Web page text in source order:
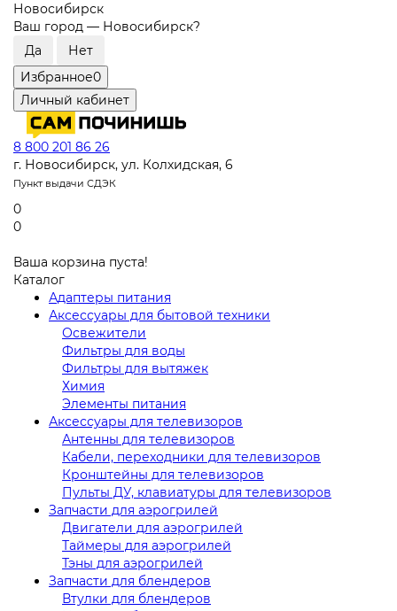
Новосибирск
Ваш город — Новосибирск?
Избранное0
Личный кабинет
8 800 201 86 26
г. Новосибирск, ул. Колхидская, 6
Пункт выдачи СДЭК
0
0
Ваша корзина пуста!
Каталог
Адаптеры питания
Аксессуары для бытовой техники
Освежители
Фильтры для воды
Фильтры для вытяжек
Химия
Элементы питания
Аксессуары для телевизоров
Антенны для телевизоров
Кабели, переходники для телевизоров
Кронштейны для телевизоров
Пульты ДУ, клавиатуры для телевизоров
Запчасти для аэрогрилей
Двигатели для аэрогрилей
Таймеры для аэрогрилей
Тэны для аэрогрилей
Запчасти для блендеров
Втулки для блендеров